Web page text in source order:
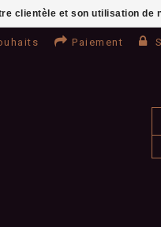
Paiement
clientèle et son utilisation